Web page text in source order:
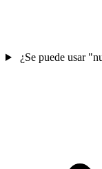
¿Se puede usar